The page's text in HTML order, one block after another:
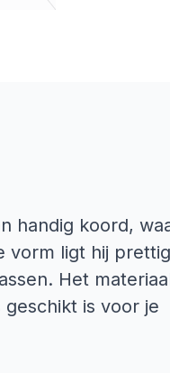
handig koord,
vorm ligt hij
Het
is voor je